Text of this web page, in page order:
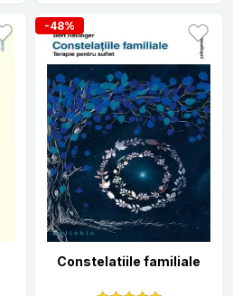
-48%
Constelatiile familiale